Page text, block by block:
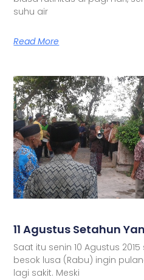
suhu air
Read More
11 Agustus Setahun
Saat itu senin 10 Agustus
besok lusa (Rabu) ingin
lagi sakit. Meski